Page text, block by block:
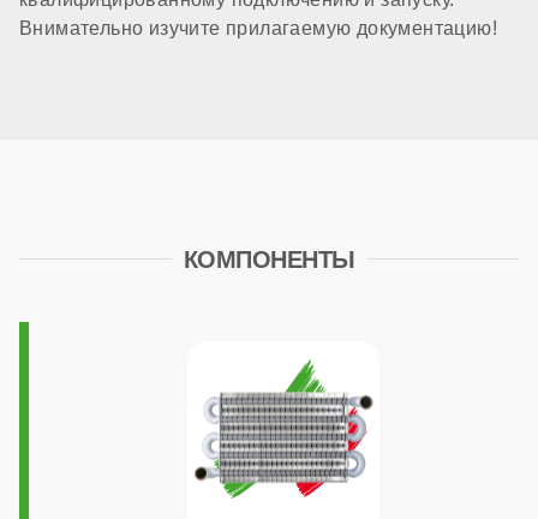
медь
Расширительный бак
Циркуляционный насос
стандартный
Внимательно изучите прилагаемую документацию!
КОМПОНЕНТЫ